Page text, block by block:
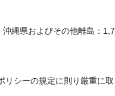
縄県およびその他離島：
リシーの規定に則り厳重に